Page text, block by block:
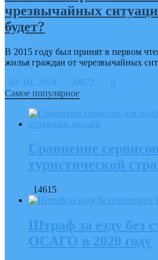
чрезвычайных
будет?
В 2015 году был принят в первом
жилья граждан от черезвычайных
03. 04. 2018
20972
0
Самое популярное
Сравнение
туристической
14615
Штраф за езду без
ОСАГО в 2020 году